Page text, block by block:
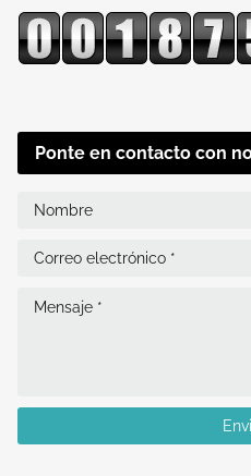
Ponte en contacto con